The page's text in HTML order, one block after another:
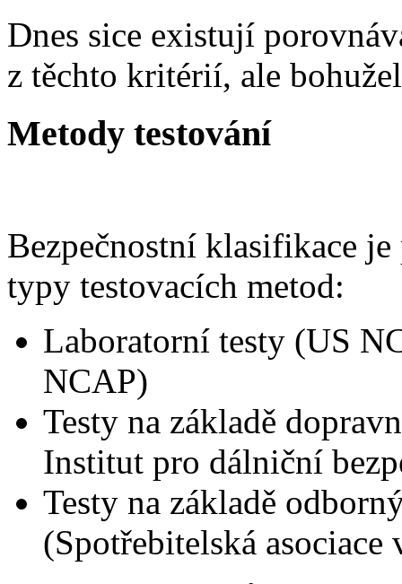
Dnes sice existují
z těchto kritérií, ale
Metody testování
Bezpečnostní klasifikace
typy testovacích metod:
Laboratorní testy (US
NCAP)
Testy na základě
Institut pro dálniční
Testy na základě
(Spotřebitelská